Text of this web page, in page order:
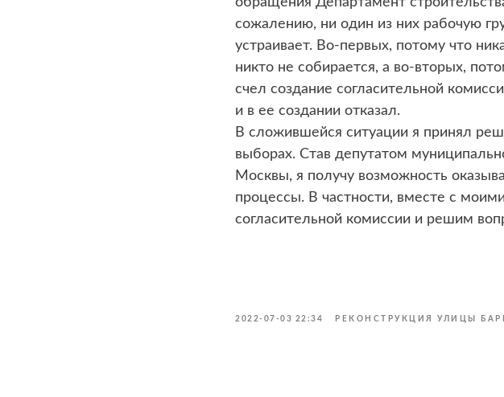
сожалению, ни один из них рабочую
устраивает. Во-первых, потому что
никто не собирается, а во-вторых,
счел создание согласительной
и в ее создании отказал.
В сложившейся ситуации я принял
выборах. Став депутатом
Москвы, я получу возможность
процессы. В частности, вместе с
согласительной комиссии и решим
2022-07-03 22:34 РЕКОНСТРУКЦИЯ УЛИЦЫ